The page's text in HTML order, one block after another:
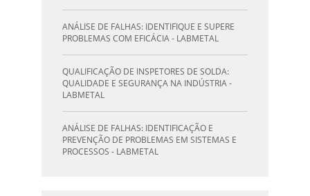
ANÁLISE DE FALHAS: IDENTIFIQUE E SUPERE
PROBLEMAS COM EFICÁCIA - LABMETAL
QUALIFICAÇÃO DE INSPETORES DE SOLDA:
QUALIDADE E SEGURANÇA NA INDÚSTRIA -
LABMETAL
ANÁLISE DE FALHAS: IDENTIFICAÇÃO E
PREVENÇÃO DE PROBLEMAS EM SISTEMAS E
PROCESSOS - LABMETAL